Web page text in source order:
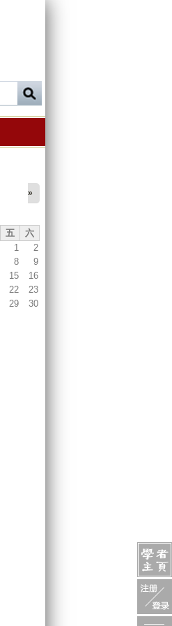
»
五
六
1
2
8
9
15
16
22
23
29
30